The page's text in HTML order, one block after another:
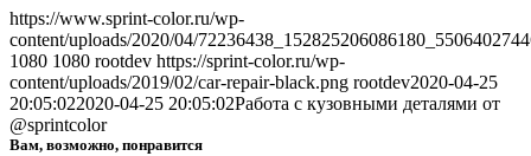
https://www.sprint-color.ru/wp-
content/uploads/2020/04/
1080 1080 rootdev https://sprint-color.ru/wp-
content/uploads/2019/02/car-repair-black.png rootdev2020-04-25
20:05:022020-04-25 20:05:02Работа с кузовными деталями от
@sprintcolor
Вам, возможно, понравится